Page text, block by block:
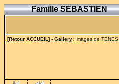
Famille SEBASTIEN
[Retour ACCUEIL] - Gallery: Images de TENES